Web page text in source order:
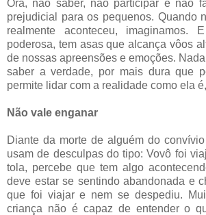
Ora, não saber, não participar e não
prejudicial para os pequenos. Quando
realmente aconteceu, imaginamos.
poderosa, tem asas que alcança vôos
de nossas apreensões e emoções.
saber a verdade, por mais dura que
permite lidar com a realidade como ela
Não vale enganar
Diante da morte de alguém do
usam de desculpas do tipo: Vovô foi
tola, percebe que tem algo
deve estar se sentindo abandonada e
que foi viajar e nem se despediu.
criança não é capaz de entender o